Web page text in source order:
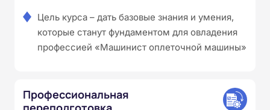
Цель курса – дать базовые знания и умения,
которые станут фундаментом для овладения
профессией «Машинист оплеточной машины»
Профессиональная